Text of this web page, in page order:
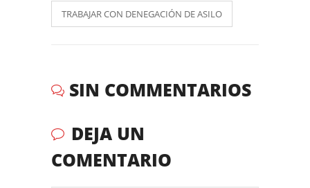
TRABAJAR CON DENEGACIÓN DE ASILO
SIN COMMENTARIOS
DEJA UN
COMENTARIO